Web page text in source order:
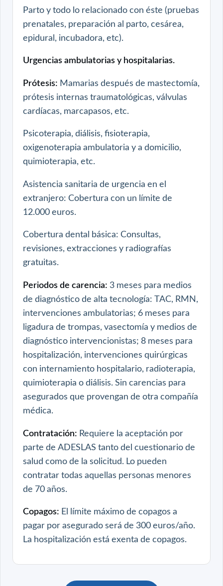
Parto y todo lo relacionado con éste (pruebas
prenatales, preparación al parto, cesárea,
epidural, incubadora, etc).
Urgencias ambulatorias y hospitalarias.
Prótesis: Mamarias después de mastectomía,
prótesis internas traumatológicas, válvulas
cardíacas, marcapasos, etc.
Psicoterapia, diálisis, fisioterapia,
oxigenoterapia ambulatoria y a domicilio,
quimioterapia, etc.
Asistencia sanitaria de urgencia en el
extranjero: Cobertura con un límite de
12.000 euros.
Cobertura dental básica: Consultas,
revisiones, extracciones y radiografías
gratuitas.
Periodos de carencia: 3 meses para medios
de diagnóstico de alta tecnología: TAC, RMN,
intervenciones ambulatorias; 6 meses para
ligadura de trompas, vasectomía y medios de
diagnóstico intervencionistas; 8 meses para
hospitalización, intervenciones quirúrgicas
con internamiento hospitalario, radioterapia,
quimioterapia o diálisis. Sin carencias para
asegurados que provengan de otra compañía
médica.
Contratación: Requiere la aceptación por
parte de ADESLAS tanto del cuestionario de
salud como de la solicitud. Lo pueden
contratar todas aquellas personas menores
de 70 años.
Copagos: El límite máximo de copagos a
pagar por asegurado será de 300 euros/año.
La hospitalización está exenta de copagos.